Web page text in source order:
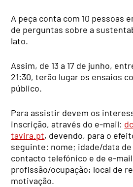
A peça conta com 10 pessoas
de perguntas sobre a
lato.
Assim, de 13 a 17 de junho,
21:30, terão lugar os ensaios
público.
Para assistir devem os
inscrição, através do e-mail:
tavira.pt, devendo, para o
seguinte: nome; idade/data
contacto telefónico e de e-
profissão/ocupação; local de
motivação.